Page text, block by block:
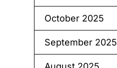
October 2025
September 2025